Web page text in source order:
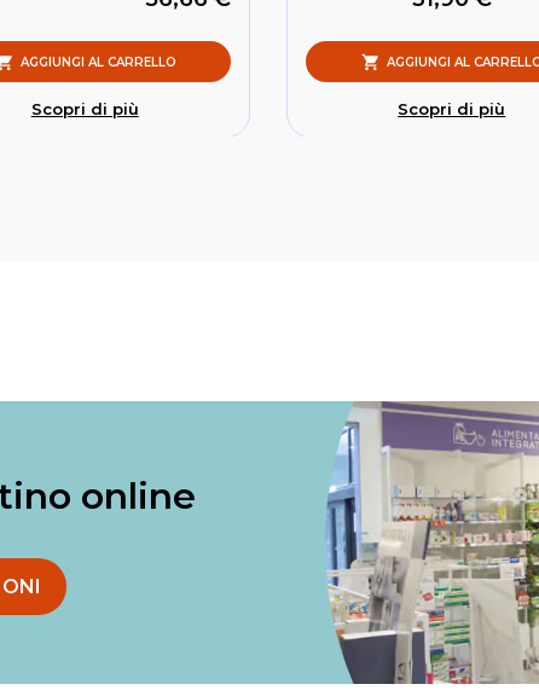
AGGIUNGI AL CARRELLO
Scopri di più
AGGIUNGI AL
Scopri di più
online